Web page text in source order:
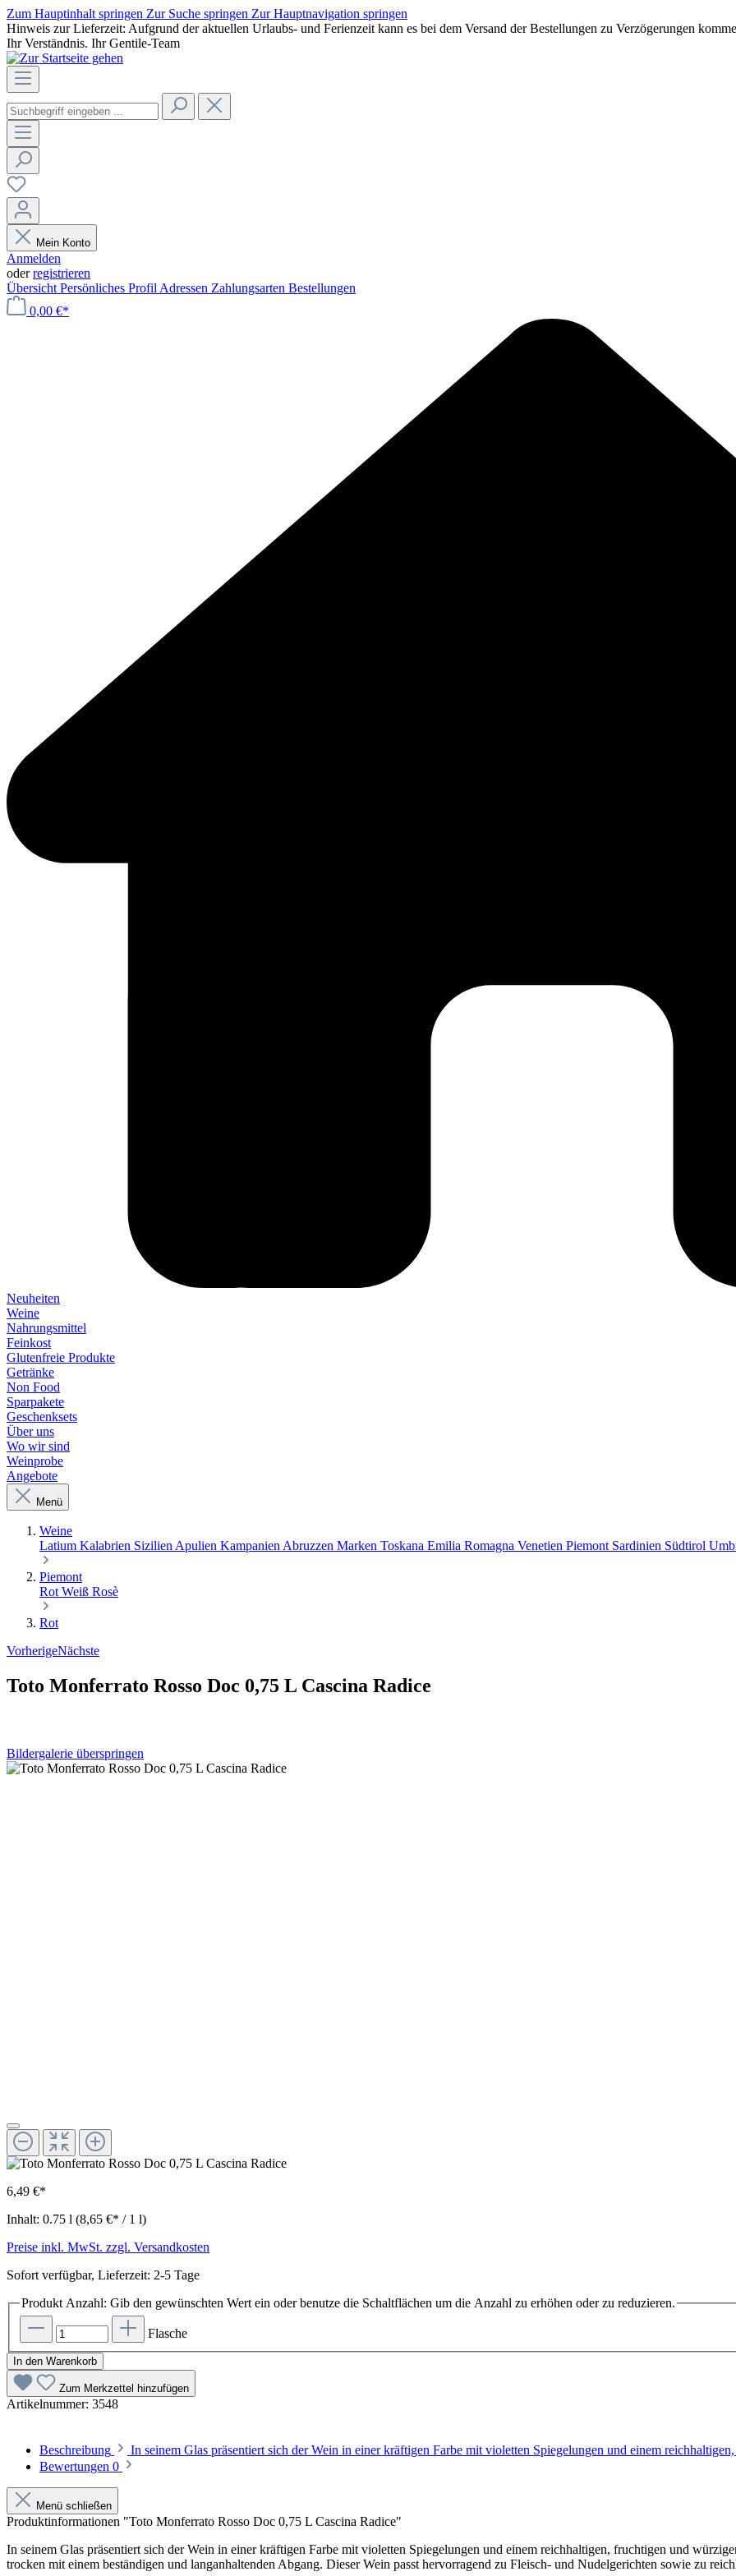
Zum Hauptinhalt springen Zur Suche springen Zur Hauptnavigation springen
Hinweis zur Lieferzeit: Aufgrund der aktuellen Urlaubs- und Ferienzeit kann es bei dem Versand der Bestellungen zu Verzögerungen
Ihr Verständnis. Ihr Gentile-Team
Mein Konto
Anmelden
oderregistrieren
Übersicht Persönliches Profil Adressen Zahlungsarten Bestellungen
0,00 €*
Neuheiten
Weine
Nahrungsmittel
Feinkost
Glutenfreie Produkte
Getränke
Non Food
Sparpakete
Geschenksets
Über uns
Wo wir sind
Weinprobe
Angebote
Menü
Weine
Latium Kalabrien SizilienApulien KampanienAbruzzen Marken Toskana Emilia Romagna Venetien Piemont Sardinien Südtirol
Piemont
RotWeiß Rosè
Rot
VorherigeNächste
Toto Monferrato Rosso Doc 0,75 L Cascina Radice
Bildergalerie überspringen
6,49 €*
Inhalt: 0.75 l (8,65 €* / 1 l)
Preise inkl. MwSt. zzgl. Versandkosten
Sofort verfügbar, Lieferzeit: 2-5 Tage
Produkt Anzahl: Gib den gewünschten Wert ein oder benutze die Schaltflächen um die Anzahl zu erhöhen oder zu reduzieren.
Flasche
In den Warenkorb
Zum Merkzettel hinzufügen
Artikelnummer: 3548
Beschreibung In seinem Glas präsentiert sich der Wein in einer kräftigen Farbe mit violetten Spiegelungen und einem
Bewertungen 0
Menü schließen
Produktinformationen "Toto Monferrato Rosso Doc 0,75 L Cascina Radice"
In seinem Glas präsentiert sich der Wein in einer kräftigen Farbe mit violetten Spiegelungen und einem reichhaltigen, fruchtigen und
trocken mit einem beständigen und langanhaltenden Abgang. Dieser Wein passt hervorragend zu Fleisch- und Nudelgerichten sowie zu